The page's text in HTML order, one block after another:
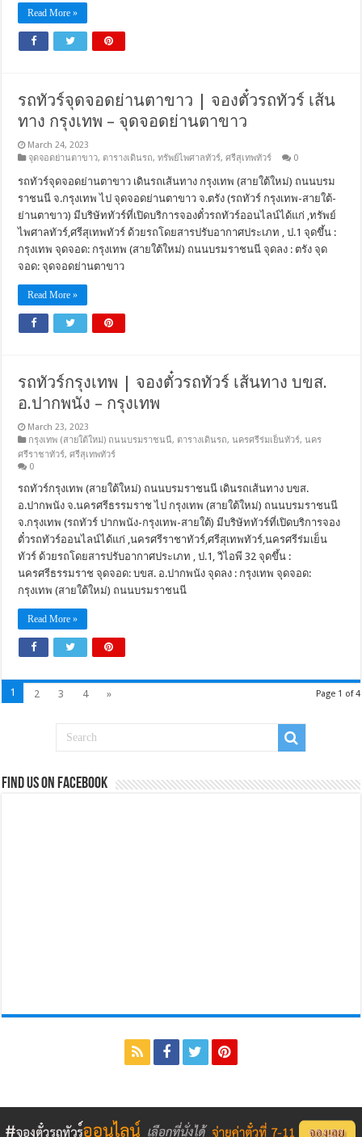
Read More »
รถทัวร์จุดจอดย่านตาขาว | จองตั๋วรถทัวร์ เส้น
ทาง กรุงเทพ – จุดจอดย่านตาขาว
March 24, 2023
จุดจอดย่านตาขาว, ตารางเดินรถ,ทรัพย์ไพศาลทัวร์,ศรีสุเทพทัวร์ 0
รถทัวร์จุดจอดย่านตาขาว เดินรถเส้นทาง กรุงเทพ (สายใต้ใหม่) ถนนบรม
ราชนนี จ.กรุงเทพ ไป จุดจอดย่านตาขาว จ.ตรัง (รถทัวร์ กรุงเทพ-สายใต้-
ย่านตาขาว) มีบริษัททัวร์ที่เปิดบริการจองตั๋วรถทัวร์ออนไลน์ได้แก่ ,ทรัพย์
ไพศาลทัวร์,ศรีสุเทพทัวร์ ด้วยรถโดยสารปรับอากาศประเภท , ป.1 จุดขึ้น :
กรุงเทพ จุดจอด: กรุงเทพ (สายใต้ใหม่) ถนนบรมราชนนี จุดลง : ตรัง จุด
จอด: จุดจอดย่านตาขาว
Read More »
รถทัวร์กรุงเทพ | จองตั๋วรถทัวร์ เส้นทาง บขส.
อ.ปากพนัง – กรุงเทพ
March 23, 2023
กรุงเทพ (สายใต้ใหม่) ถนนบรมราชนนี, ตารางเดินรถ,นครศรีร่มเย็นทัวร์,นคร
ศรีราชาทัวร์,ศรีสุเทพทัวร์
0
รถทัวร์กรุงเทพ (สายใต้ใหม่) ถนนบรมราชนนี เดินรถเส้นทาง บขส.
อ.ปากพนัง จ.นครศรีธรรมราช ไป กรุงเทพ (สายใต้ใหม่) ถนนบรมราชนนี
จ.กรุงเทพ (รถทัวร์ ปากพนัง-กรุงเทพ-สายใต้) มีบริษัททัวร์ที่เปิดบริการจอง
ตั๋วรถทัวร์ออนไลน์ได้แก่ ,นครศรีราชาทัวร์,ศรีสุเทพทัวร์,นครศรีร่มเย็น
ทัวร์ ด้วยรถโดยสารปรับอากาศประเภท , ป.1, วิไอพี 32 จุดขึ้น :
นครศรีธรรมราช จุดจอด: บขส. อ.ปากพนัง จุดลง : กรุงเทพ จุดจอด:
กรุงเทพ (สายใต้ใหม่) ถนนบรมราชนนี
Read More »
Page 1 of 4
1 2 3 4 »
Find us on Facebook